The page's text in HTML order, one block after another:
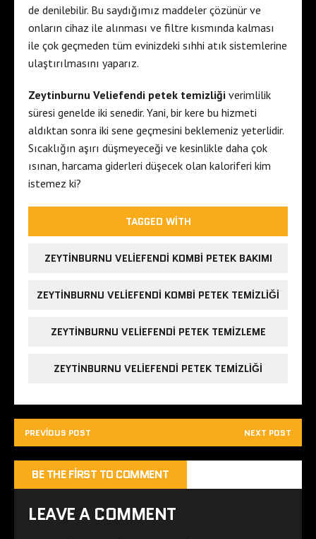
de denilebilir. Bu saydığımız maddeler çözünür ve
onların cihaz ile alınması ve filtre kısmında kalması
ile çok geçmeden tüm evinizdeki sıhhi atık sistemlerine
ulaştırılmasını yaparız.
Zeytinburnu Veliefendi petek temizliği verimlilik
süresi genelde iki senedir. Yani, bir kere bu hizmeti
aldıktan sonra iki sene geçmesini beklemeniz yeterlidir.
Sıcaklığın aşırı düşmeyeceği ve kesinlikle daha çok
ısınan, harcama giderleri düşecek olan kaloriferi kim
istemez ki?
TAGGED WITH
ZEYTINBURNU VELIEFENDI KOMBI PETEK BAKIMI
ZEYTINBURNU VELIEFENDI KOMBI PETEK TEMIZLIĞI
ZEYTINBURNU VELIEFENDI PETEK TEMIZLEME
ZEYTINBURNU VELIEFENDI PETEK TEMIZLIĞI
PREVIOUS POST NEXT POST
BE THE FIRST TO COMMENT
LEAVE A COMMENT